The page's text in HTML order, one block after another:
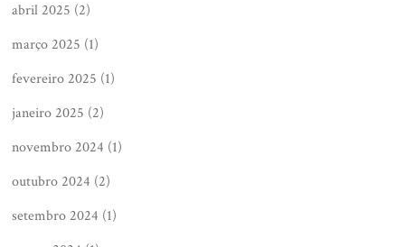
abril 2025 (2)
março 2025 (1)
fevereiro 2025 (1)
janeiro 2025 (2)
novembro 2024 (1)
outubro 2024 (2)
setembro 2024 (1)